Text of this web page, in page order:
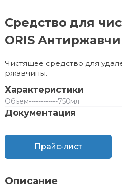
Средство для
ORIS
Чистящее средство для
ржавчины.
Характеристики
Объем------------750мл
Документация
Прайс-лист
Описание